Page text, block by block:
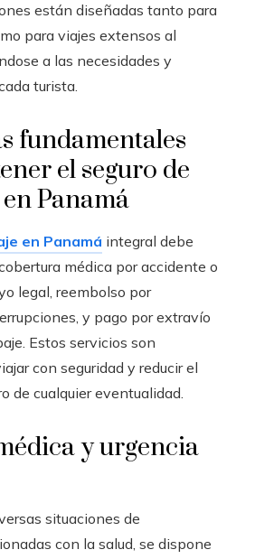
están diseñadas tanto para
para viajes extensos al
a las necesidades y
turista.
fundamentales
el seguro de
Panamá
en Panamá integral debe
médica por accidente o
legal, reembolso por
y pago por extravío
Estos servicios son
con seguridad y reducir el
de cualquier eventualidad.
y urgencia
situaciones de
con la salud, se dispone